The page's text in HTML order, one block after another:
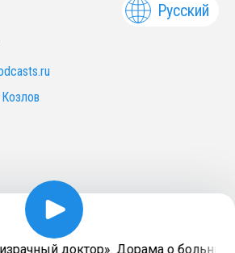
Русский
доктор». Дорама о